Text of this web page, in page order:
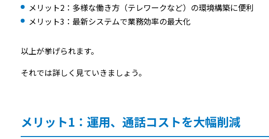
メリット2：多様な働き方（テレワークなど）の環境構築に便利
メリット3：最新システムで業務効率の最大化
以上が挙げられます。
それでは詳しく見ていきましょう。
メリット1：運用、通話コストを大幅削減